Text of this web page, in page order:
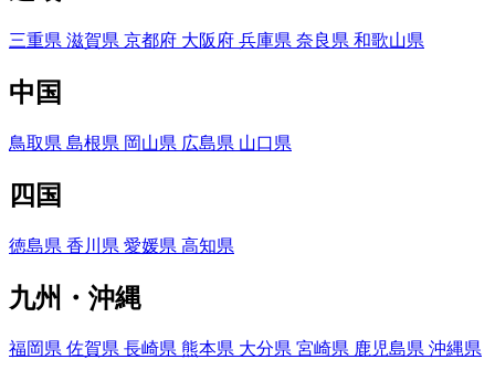
三重県 滋賀県 京都府 大阪府 兵庫県 奈良県 和歌山県
中国
鳥取県 島根県 岡山県 広島県 山口県
四国
徳島県 香川県 愛媛県 高知県
九州・沖縄
福岡県 佐賀県 長崎県 熊本県 大分県 宮崎県 鹿児島県 沖縄県